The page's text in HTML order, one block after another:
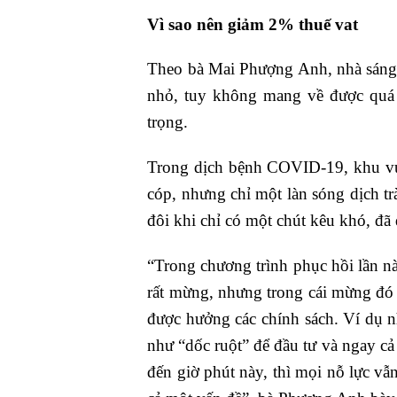
Vì sao nên giảm 2% thuế vat
Theo bà Mai Phượng Anh, nhà
nhỏ, tuy không mang về được
trọng.
Trong dịch bệnh COVID-19, khu
cóp, nhưng chỉ một làn sóng dịch
đôi khi chỉ có một chút kêu khó, đã
“Trong chương trình phục hồi lần
rất mừng, nhưng trong cái mừng
được hưởng các chính sách. Ví dụ
như “dốc ruột” để đầu tư và ngay
đến giờ phút này, thì mọi nỗ lực